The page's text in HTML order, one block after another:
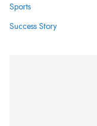
Sports
Success Story